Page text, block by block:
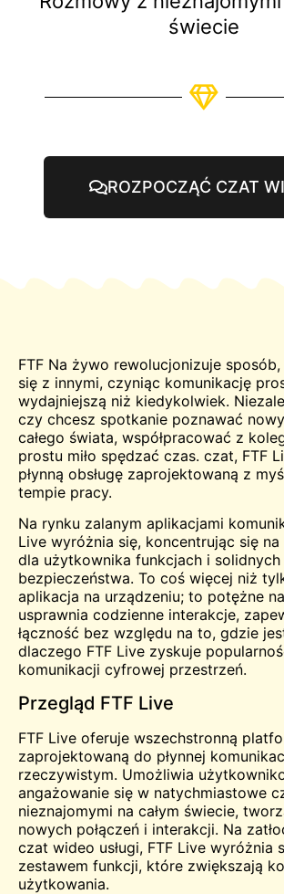
świecie
ROZPOCZĄĆ CZAT
FTF Na żywo rewolucjonizuje
się z innymi, czyniąc komunikację
wydajniejszą niż kiedykolwiek.
czy chcesz spotkanie poznawać
całego świata, współpracować z
prostu miło spędzać czas. czat, FTF
płynną obsługę zaprojektowaną z
tempie pracy.
Na rynku zalanym aplikacjami
Live wyróżnia się, koncentrując się
dla użytkownika funkcjach i
bezpieczeństwa. To coś więcej niż
aplikacja na urządzeniu; to potężne
usprawnia codzienne interakcje,
łączność bez względu na to, gdzie
dlaczego FTF Live zyskuje
komunikacji cyfrowej przestrzeń.
Przegląd FTF Live
FTF Live oferuje wszechstronną
zaprojektowaną do płynnej
rzeczywistym. Umożliwia
angażowanie się w natychmiastowe
nieznajomymi na całym świecie,
nowych połączeń i interakcji. Na
czat wideo usługi, FTF Live wyróżnia
zestawem funkcji, które zwiększają
użytkowania.